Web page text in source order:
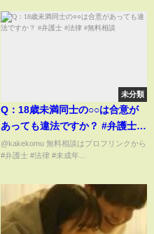
未分類
Q：18歳未満同士の○○は合意が
あっても違法ですか？ #弁護士 #
法律 #無料相談
@kakekomu 無料相談はプロフリンクから
#弁護士 #法律 #未成年...